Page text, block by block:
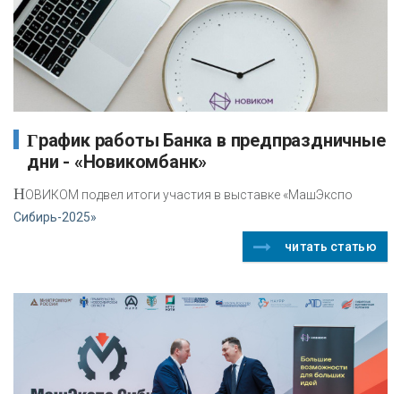
График работы Банка в предпраздничные
дни - «Новикомбанк»
НОВИКОМ подвел итоги участия в выставке «МашЭкспо
Сибирь-2025»
читать статью